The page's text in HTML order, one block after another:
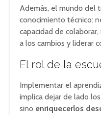
Además, el mundo del
conocimiento técnico:
capacidad de
a los cambios y liderar
El rol de la
Implementar el
implica dejar de lado
sino enriquecerlos